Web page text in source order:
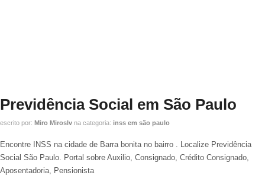
Previdência Social em São Paulo
escrito por: Miro Miroslv na categoria: inss em são paulo
Encontre INSS na cidade de Barra bonita no bairro . Localize Previdência
Social São Paulo. Portal sobre Auxilio, Consignado, Crédito Consignado,
Aposentadoria, Pensionista